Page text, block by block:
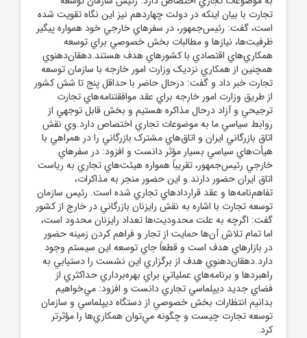
تجارت با بيان اينکه در دولت چهاردهم نيز اين نگاه تقويت شده
است، گفت: رئيس‌جمهور، در سفرهاي خارجي خود همواره پيگير
ظرفيت‌ها، نيازها و مطالبات بخش خصوصي براي توسعه
همکاري‌هاي اقتصادي با کشورهاي هدف هستند.دهقان‌دهنوي
همچنين از همکاري نزديک وزارت امور خارجه با سازمان توسعه
تجارت خبر داد و گفت: درحال حاضر با حداقل پنج تا شش کشور
از طريق وزارت امور خارجه براي عقد موافقتنامه‌هاي تجارت
ترجيحي و آزاد درحال مذاکره هستيم و بخش قابل توجهي از
روابط سياسي ما به موضوعات تجاري اختصاص دارد.وي نقش
اتاق بازرگاني ايران و اتاق‌هاي مشترک بازرگاني را در همراهي با
هيأت‌هاي سياسي بسيار مؤثر دانست و افزود: در سفرهاي
خارجي رئيس‌جمهور، تقريباً همواره هيئت‌هاي تجاري به رياست
اتاق ايران حضور دارند و اين حضور منجر به مذاکرات،
تفاهم‌نامه‌ها و عقد قراردادهاي تجاري شده است. رئيس سازمان
توسعه تجارت با اشاره به نقش رايزنان بازرگاني در خارج از کشور
گفت: اگرچه به علت محدوديت‌ها تعداد رايزنان محدود است،
اما تمام تلاش آن‌ها حمايت از تجار و فراهم کردن زمينه حضور
در بازارهاي هدف است و قطعاً جاي توسعه اين سيستم وجود
دارد.دهقان‌دهنوي هدف از برگزاري اين نشست را دستيابي به
راهبردها و برنامه‌هاي عملياتي براي بهره‌برداري حداکثري از
فضاي جديد ديپلماسي تجاري دانست و افزود: مي‌خواهيم
بدانيم انتظارات بخش خصوصي از دستگاه ديپلماسي و سازمان
توسعه تجارت چيست و چگونه مي‌توان همکاري‌ها را مؤثرتر
کرد.